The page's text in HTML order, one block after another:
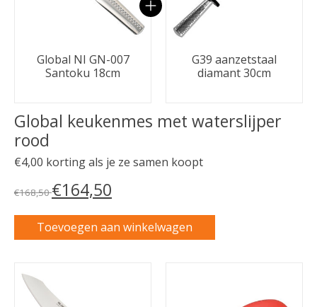
Global NI GN-007
Santoku 18cm
G39 aanzetstaal
diamant 30cm
Global keukenmes met waterslijper
rood
€4,00 korting als je ze samen koopt
€168,50€164,50
Toevoegen aan winkelwagen
Carrousel van gebundelde producten